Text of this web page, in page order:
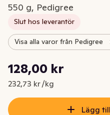
550 g, Pedigree
Slut hos leverantör
Visa alla varor från Pedigree
Nuvarande pris är: 128,00 kr
128,00 kr
232,73 kr /kg
Styckpris: 232,73 kr /kg
Lägg